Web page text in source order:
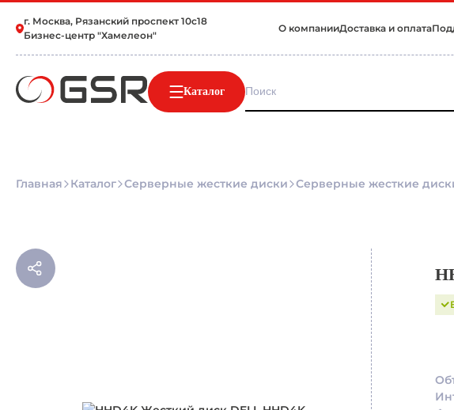
г. Москва, Рязанский проспект 10с18
Бизнес-центр "Хамелеон"
О компанииДоставка и оплата
Каталог
Главная Каталог Серверные жесткие диски Серверные жесткие